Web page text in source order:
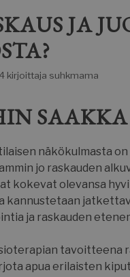
JA
kirjoittaja suhkmama
SAAKKA
näkökulmasta
jo raskauden
kokevat olevansa
kannustetaan
ja raskauden
tavoitteena
apua erilaisten